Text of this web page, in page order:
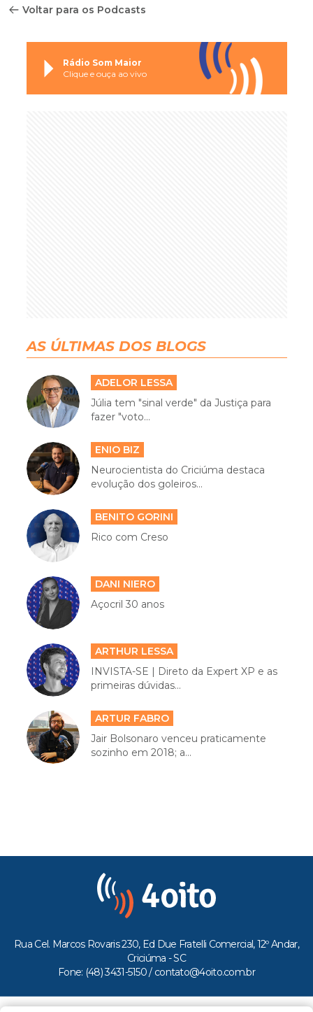
Voltar para os Podcasts
Rádio Som Maior
Clique e ouça ao vivo
AS ÚLTIMAS DOS BLOGS
ADELOR LESSA
Júlia tem "sinal verde" da Justiça para
fazer "voto...
ENIO BIZ
Neurocientista do Criciúma destaca
evolução dos goleiros...
BENITO GORINI
Rico com Creso
DANI NIERO
Açocril 30 anos
ARTHUR LESSA
INVISTA-SE | Direto da Expert XP e as
primeiras dúvidas...
ARTUR FABRO
Jair Bolsonaro venceu praticamente
sozinho em 2018; a...
Rua Cel. Marcos Rovaris 230, Ed Due Fratelli Comercial, 12º Andar,
Criciúma - SC
Fone: (48) 3431-5150 / contato@4oito.com.br